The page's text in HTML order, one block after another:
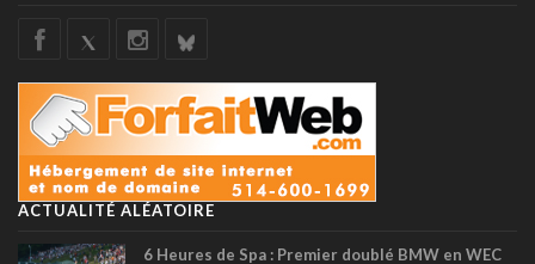
ACTUALITÉ ALÉATOIRE
6 Heures de Spa : Premier doublé BMW en WEC